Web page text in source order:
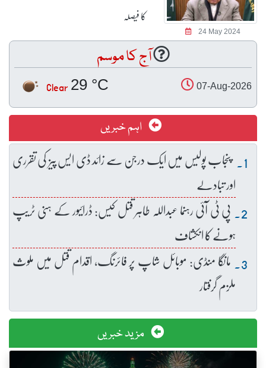
24 May 2024
کا فیصلہ
آج کا موسم
07-Aug-2026
29 °C
Clear
اہم خبریں
پنجاب پولیس میں ایک درجن سے زائد ڈی ایس پیز کی تقرری
اور تبادلے
پی ٹی آئی رہنما عبداللہ طاہر قتل کیس: ڈرائیور کے ہنی ٹریپ
ہونے کا انکشاف
مانگا منڈی: موبائل شاپ پر فائرنگ، اقدام قتل میں ملوث
ملزم گرفتار
مزید خبریں